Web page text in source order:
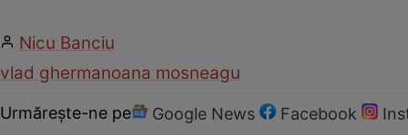
Nicu Banciu
vlad ghermanoana mosneagu
Urmărește-ne pe Google News Facebook